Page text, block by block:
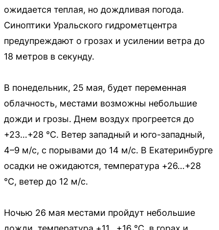
ожидается теплая, но дождливая погода.
Синоптики Уральского гидрометцентра
предупреждают о грозах и усилении ветра до
18 метров в секунду.
В понедельник, 25 мая, будет переменная
облачность, местами возможны небольшие
дожди и грозы. Днем воздух прогреется до
+23…+28 °C. Ветер западный и юго-западный,
4–9 м/с, с порывами до 14 м/с. В Екатеринбурге
осадки не ожидаются, температура +26…+28
°C, ветер до 12 м/с.
Ночью 26 мая местами пройдут небольшие